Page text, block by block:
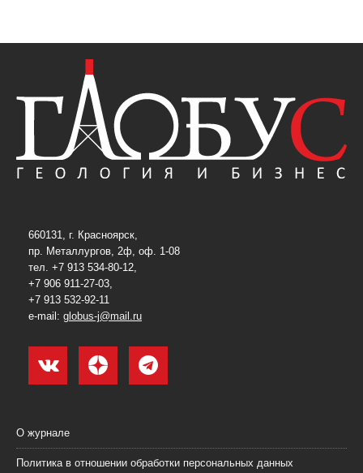
660131, г. Красноярск,
пр. Металлургов, 2ф, оф. 1-08
тел. +7 913 534-80-12,
+7 906 911-27-03,
+7 913 532-92-11
e-mail: globus-j@mail.ru
О журнале
Политика в отношении обработки персональных данных